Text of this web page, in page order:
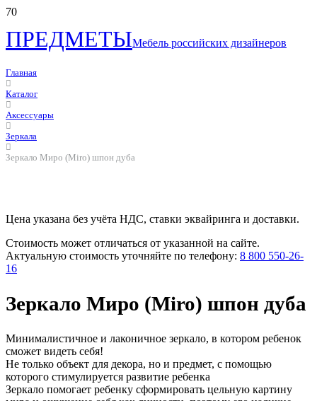
ПРЕДМЕТЫМебель российских дизайнеров
Главная
Каталог
Аксессуары
Зеркала
Зеркало Миро (Miro) шпон дуба
Цена указана без учёта НДС, ставки эквайринга и доставки.
Стоимость может отличаться от указанной на сайте.
Актуальную стоимость уточняйте по телефону: 8 800 550-26-
16
Зеркало Миро (Miro) шпон дуба
Минималистичное и лаконичное зеркало, в котором ребенок
сможет видеть себя!
Не только объект для декора, но и предмет, с помощью
которого стимулируется развитие ребенка
Зеркало помогает ребенку сформировать цельную картину